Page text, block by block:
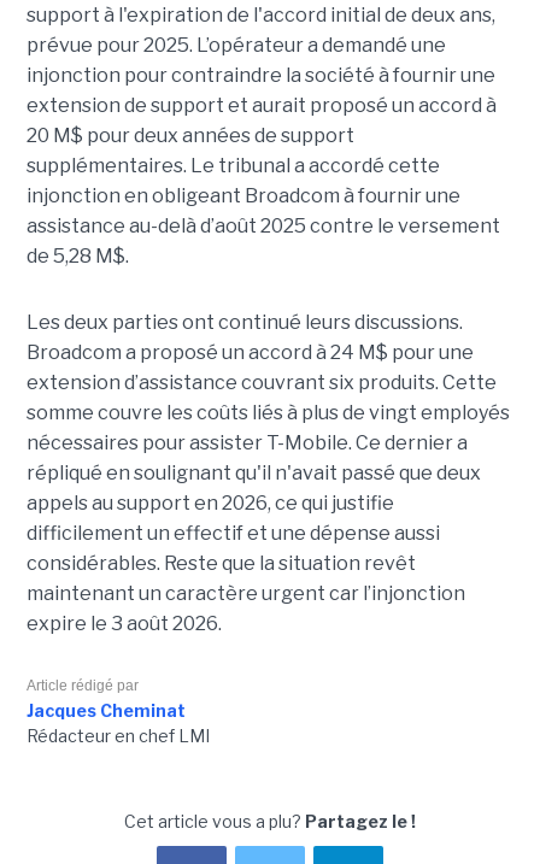
support à l'expiration de l'accord initial de deux ans,
prévue pour 2025. L’opérateur a demandé une
injonction pour contraindre la société à fournir une
extension de support et aurait proposé un accord à
20 M$ pour deux années de support
supplémentaires. Le tribunal a accordé cette
injonction en obligeant Broadcom à fournir une
assistance au-delà d’août 2025 contre le versement
de 5,28 M$.
Les deux parties ont continué leurs discussions.
Broadcom a proposé un accord à 24 M$ pour une
extension d’assistance couvrant six produits. Cette
somme couvre les coûts liés à plus de vingt employés
nécessaires pour assister T-Mobile. Ce dernier a
répliqué en soulignant qu'il n'avait passé que deux
appels au support en 2026, ce qui justifie
difficilement un effectif et une dépense aussi
considérables. Reste que la situation revêt
maintenant un caractère urgent car l’injonction
expire le 3 août 2026.
Article rédigé par
Jacques Cheminat
Rédacteur en chef LMI
Cet article vous a plu? Partagez le !